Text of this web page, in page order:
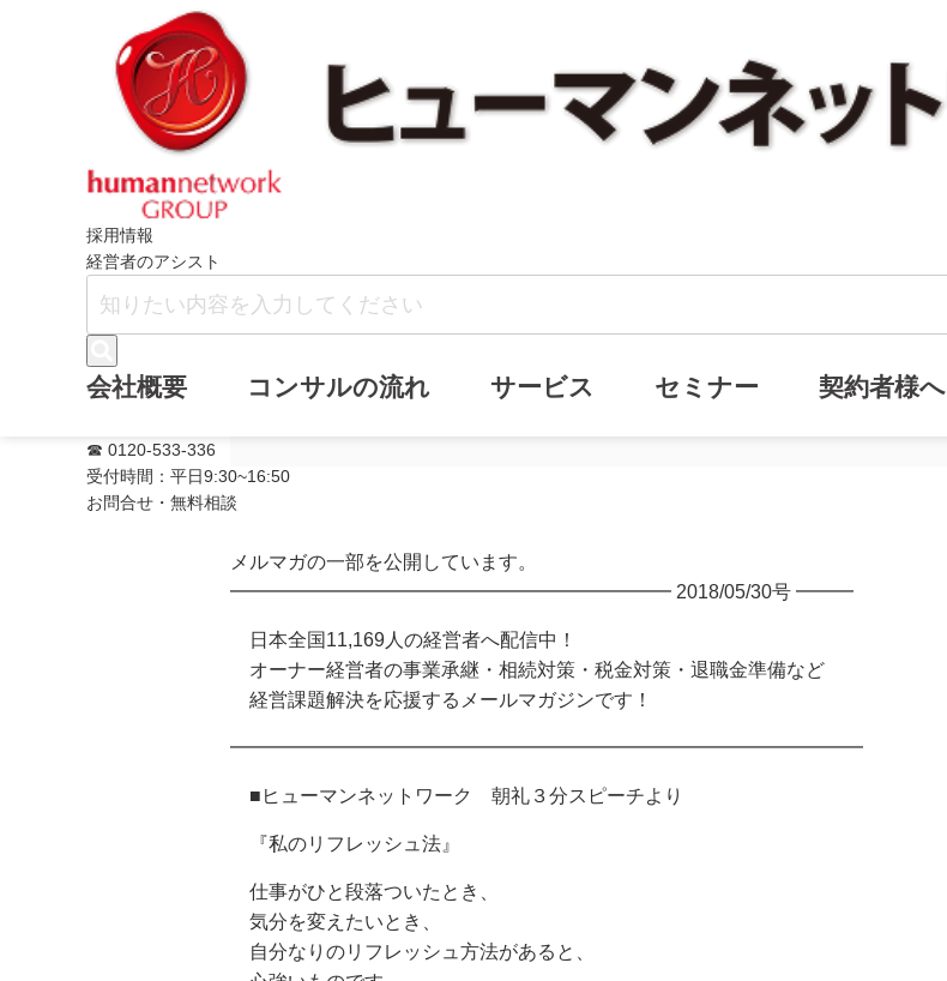
採用情報
経営者のアシスト
会社概要 コンサルの流れ サービス セミナー 契約者様へ
☎ 0120-533-336
受付時間：平日9:30~16:50
お問合せ・無料相談
(通号290号)
メルマガの一部を公開しています。
━━━━━━━━━━━━━━━━━━━━━━━ 2018/05/30号 ━━━
日本全国11,169人の経営者へ配信中！
オーナー経営者の事業承継・相続対策・税金対策・退職金準備など
経営課題解決を応援するメールマガジンです！
━━━━━━━━━━━━━━━━━━━━━━━━━━━━━━━━━
■ヒューマンネットワーク 朝礼３分スピーチより
『私のリフレッシュ法』
仕事がひと段落ついたとき、
気分を変えたいとき、
自分なりのリフレッシュ方法があると、